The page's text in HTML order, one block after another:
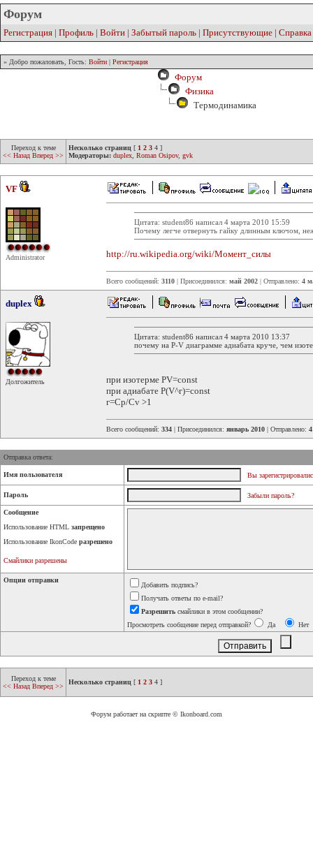
Форум
Регистрация | Профиль | Войти | Забытый пароль | Присутствующие | Справка
» Добро пожаловать, Гость: Войти | Регистрация
Форум
Физика
Термодинамика
Переход к теме
<< Назад Вперед >>
Несколько страниц [ 1 2 3 4 ]
Модераторы: duplex Roman Osipov, gvk
VF
Administrator
Цитата: student86 написал 4 марта 2010 15:59
Почему легче отвернуть гайку длинным ключом,
http://ru.wikipedia.org/wiki/Момент_силы
Всего сообщений: 3110 | Присоединился: май 2002 | Отправлено: 4
duplex
Долгожитель
Цитата: student86 написал 4 марта 2010 13:37
почему на P-V диаграмме адиабата круче, чем
при изотерме PV=const
при адиабате P(V^г)=const
г=Cp/Cv >1
Всего сообщений: 334 | Присоединился: январь 2010 | Отправлено:
Отправка ответа:
Имя пользователя Вы
Пароль Забыли пароль?
Сообщение
Использование HTML запрещено
Использование IkonCode разрешено
Смайлики разрешены
Опции отправки
Добавить подпись?
Получать ответы по e-mail?
Разрешить смайлики в этом сообщении?
Просмотреть сообщение перед отправкой?
Да Нет
Переход к теме
<< Назад Вперед >>
Несколько страниц [ 1 2 3 4 ]
Форум работает на скрипте © Ikonboard.com